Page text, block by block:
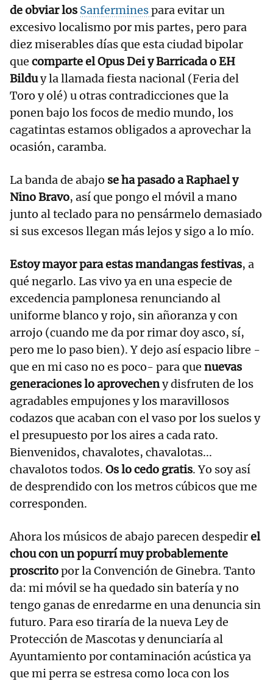
de obviar los Sanferminespara evitar un
excesivo localismo por mis partes, pero para
diez miserables días que esta ciudad bipolar
que comparte el Opus Dei y Barricada o EH
Bilduy la llamada fiesta nacional (Feria del
Toro y olé) u otras contradicciones que la
ponen bajo los focos de medio mundo, los
cagatintas estamos obligados a aprovechar la
ocasión, caramba.
La banda de abajo se ha pasado a Raphael y
Nino Bravo, así que pongo el móvil a mano
junto al teclado para no pensármelo demasiado
si sus excesos llegan más lejos y sigo a lo mío.
Estoy mayor para estas mandangas festivas, a
qué negarlo. Las vivo ya en una especie de
excedencia pamplonesa renunciando al
uniforme blanco y rojo, sin añoranza y con
arrojo (cuando me da por rimar doy asco, sí,
pero me lo paso bien). Y dejo así espacio libre -
que en mi caso no es poco- para que nuevas
generaciones lo aprovecheny disfruten de los
agradables empujones y los maravillosos
codazos que acaban con el vaso por los suelos y
el presupuesto por los aires a cada rato.
Bienvenidos, chavalotes, chavalotas...
chavalotos todos. Os lo cedo gratis. Yo soy así
de desprendido con los metros cúbicos que me
corresponden.
Ahora los músicos de abajo parecen despedirel
chou con un popurrí muy probablemente
proscritopor la Convención de Ginebra. Tanto
da: mi móvil se ha quedado sin batería y no
tengo ganas de enredarme en una denuncia sin
futuro. Para eso tiraría de la nueva Ley de
Protección de Mascotas y denunciaría al
Ayuntamiento por contaminación acústica ya
que mi perra se estresa como loca con los